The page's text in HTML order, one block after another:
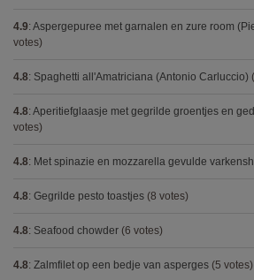
4.9: Aspergepuree met garnalen en zure room
votes)
4.8: Spaghetti all'Amatriciana (Antonio Carluccio)
4.8: Aperitiefglaasje met gegrilde groentjes en
votes)
4.8: Met spinazie en mozzarella gevulde
4.8: Gegrilde pesto toastjes (8 votes)
4.8: Seafood chowder (6 votes)
4.8: Zalmfilet op een bedje van asperges (5 votes)